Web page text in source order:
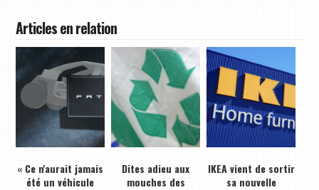
Articles en relation
« Ce n'aurait jamais
été un véhicule
Dites adieu aux
mouches des
IKEA vient de sortir
sa nouvelle